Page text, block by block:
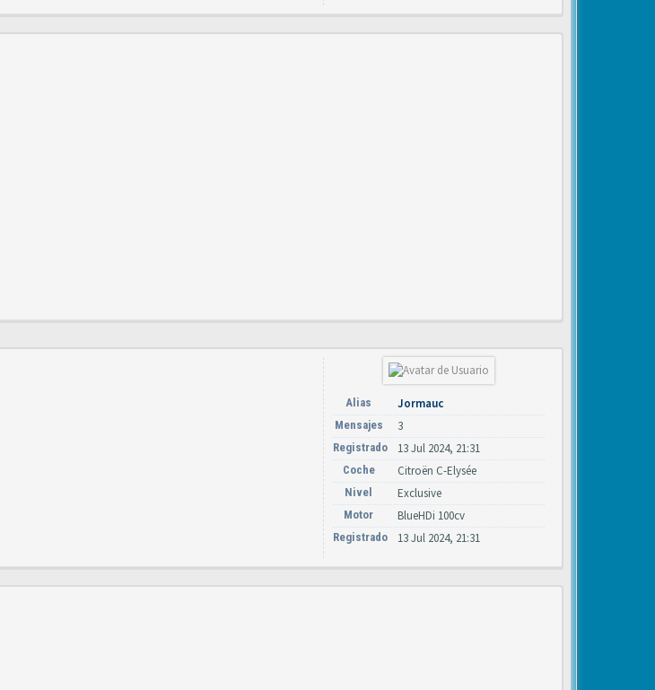
Alias Jormauc
Mensajes 3
Registrado 13 Jul 2024, 21:31
Coche Citroën C-Elysée
Nivel Exclusive
Motor BlueHDi 100cv
Registrado 13 Jul 2024, 21:31